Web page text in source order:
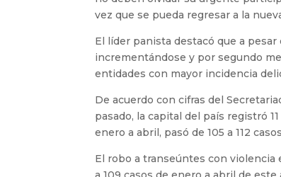
vez que se pueda regresar a la
El líder panista destacó que a
incrementándose y por segundo
entidades con mayor incidencia
De acuerdo con cifras del
pasado, la capital del país registró
enero a abril, pasó de 105 a 112
El robo a transeúntes con